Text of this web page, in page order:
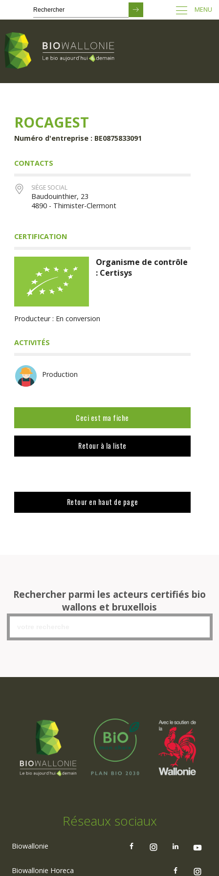
principal
MENU
ROCAGEST
Numéro d'entreprise : BE0875833091
CONTACTS
SIÈGE SOCIAL
Baudouinthier, 23
4890 - Thimister-Clermont
CERTIFICATION
Organisme de contrôle
: Certisys
Producteur : En conversion
ACTIVITÉS
Production
Ceci est ma fiche
Retour à la liste
Retour en haut de page
Rechercher parmi les acteurs certifiés bio
wallons et bruxellois
Réseaux sociaux
Biowallonie
Biowallonie Horeca